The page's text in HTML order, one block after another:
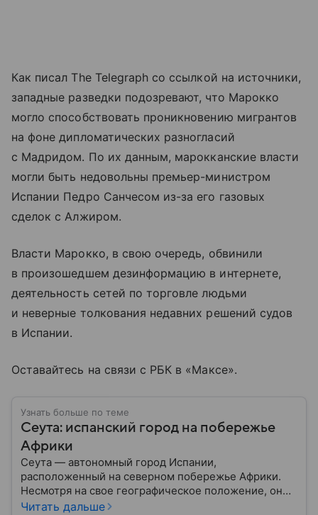
Как писал The Telegraph со ссылкой на источники,
западные разведки подозревают, что Марокко
могло способствовать проникновению мигрантов
на фоне дипломатических разногласий
с Мадридом. По их данным, марокканские власти
могли быть недовольны премьер-министром
Испании Педро Санчесом из-за его газовых
сделок с Алжиром.
Власти Марокко, в свою очередь, обвинили
в произошедшем дезинформацию в интернете,
деятельность сетей по торговле людьми
и неверные толкования недавних решений судов
в Испании.
Оставайтесь на связи с РБК в «Максе».
Узнать больше по теме
Сеута: испанский город на побережье
Африки
Сеута — автономный город Испании,
расположенный на северном побережье Африки.
Несмотря на свое географическое положение, он
остается частью Испании и Европейского союза.
Читать дальше